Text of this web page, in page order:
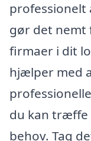
professionelt
gør det nemt
firmaer i dit
hjælper med
du kan træffe
behov. Tag